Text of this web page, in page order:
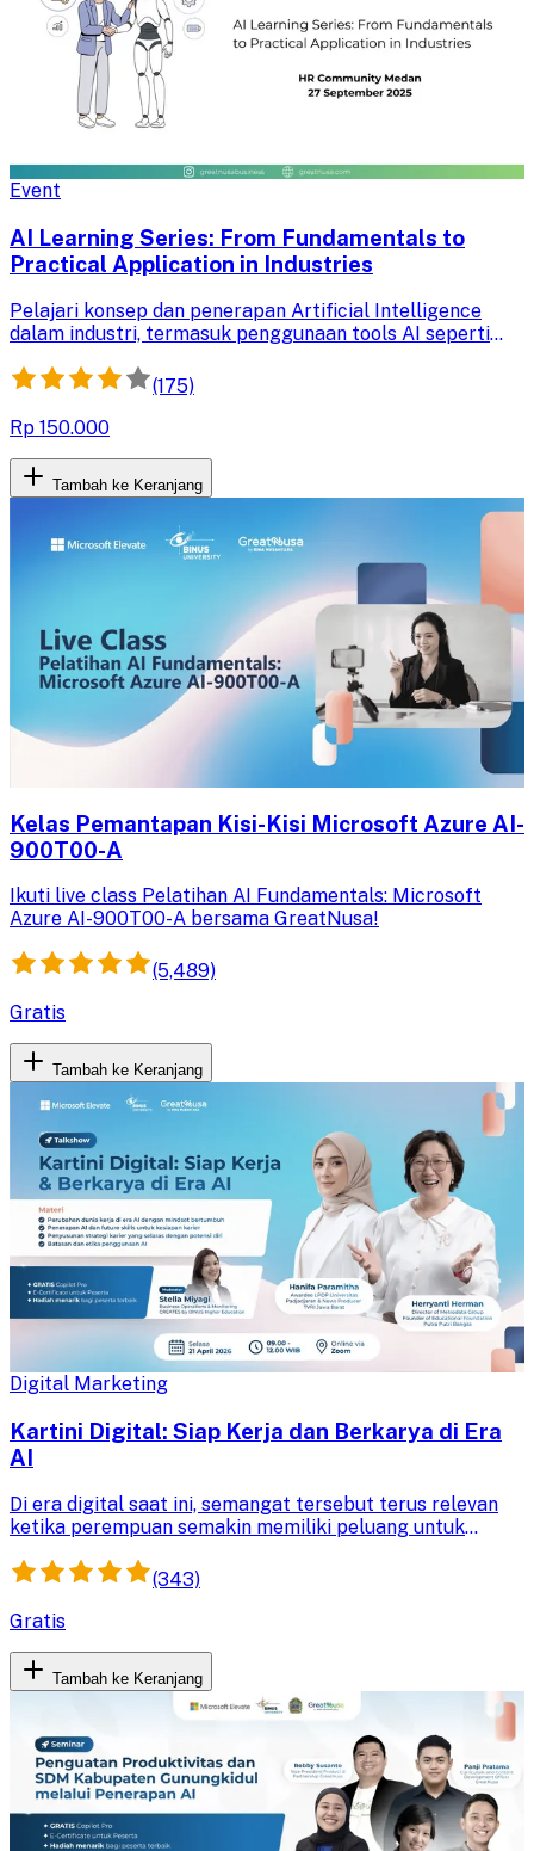
Event
AI Learning Series: From Fundamentals to
Practical Application in Industries
Pelajari konsep dan penerapan Artificial Intelligence
dalam industri, termasuk penggunaan tools AI seperti
fungsi HR.
(175)
Rp 150.000
Tambah ke Keranjang
Kelas Pemantapan Kisi-Kisi Microsoft Azure AI-
900T00-A
Ikuti live class Pelatihan AI Fundamentals: Microsoft
Azure AI-900T00-A bersama GreatNusa!
(5,489)
Gratis
Tambah ke Keranjang
Digital Marketing
Kartini Digital: Siap Kerja dan Berkarya di Era
AI
Di era digital saat ini, semangat tersebut terus relevan
ketika perempuan semakin memiliki peluang untuk
bidang, termasuk melalui pemanfaatan teknologi seperti
Artificial Intelligence (AI).
(343)
Gratis
Tambah ke Keranjang